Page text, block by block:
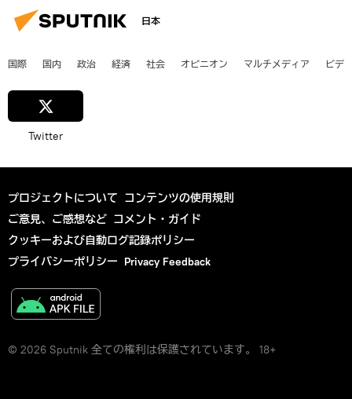
日本
国際 国内 政治 経済 社会 オピニオン マルチメディア ビデ
Twitter
プロジェクトについて コンテンツの使用規則
ご意見、ご感想など コメント・ガイド
クッキーおよび自動ログ記録ポリシー
プライバシーポリシー Privacy Feedback
© 2026 Sputnik 全ての権利は保護されています。 18+